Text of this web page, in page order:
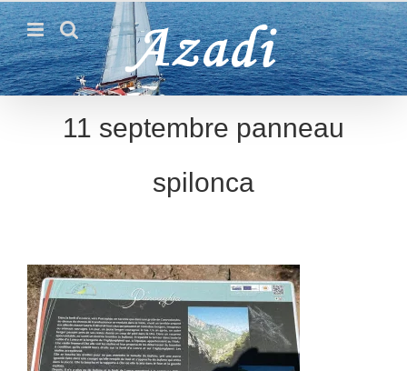
Passer
au
contenu
11 septembre panneau
spilonca